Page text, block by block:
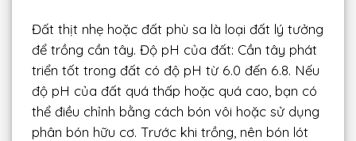
Đất thịt nhẹ hoặc đất phù sa là loại đất lý tưởng
để trồng cần tây. Độ pH của đất: Cần tây phát
triển tốt trong đất có độ pH từ 6.0 đến 6.8. Nếu
độ pH của đất quá thấp hoặc quá cao, bạn có
thể điều chỉnh bằng cách bón vôi hoặc sử dụng
phân bón hữu cơ. Trước khi trồng, nên bón lót